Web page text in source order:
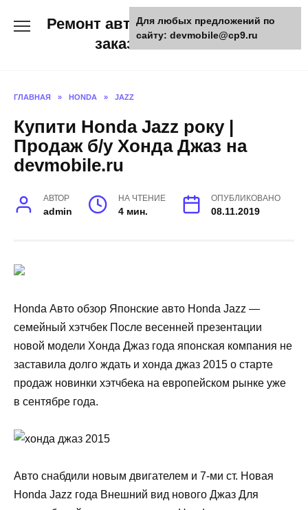
Ремонт авто и мото техники,
заказ запчастей
ГЛАВНАЯ » HONDA » JAZZ
Купити Honda Jazz року |
Продаж б/у Хонда Джаз на
devmobile.ru
АВТОР
admin
НА ЧТЕНИЕ
4 мин.
ОПУБЛИКОВАНО
08.11.2019
Honda Авто обзор Японские авто Honda Jazz —
семейный хэтчбек После весенней презентации
новой модели Хонда Джаз года японская компания не
заставила долго ждать и хонда джаз 2015 о старте
продаж новинки хэтчбека на европейском рынке уже
в сентябре года.
Авто снабдили новым двигателем и 7-ми ст. Новая
Honda Jazz года Внешний вид нового Джаз Для
Для любых предложений по
сайту: devmobile@cp9.ru